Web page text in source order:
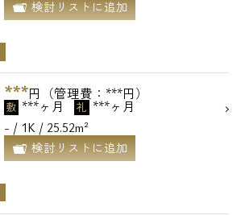
検討リストに追加
***円（管理費：***円）
敷 ***ヶ月 礼 ***ヶ月
- / 1K / 25.52m²
検討リストに追加